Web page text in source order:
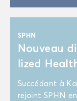
SPHN
Nou­veau
li­zed
Suc­cé­dant à
re­joint SPHN